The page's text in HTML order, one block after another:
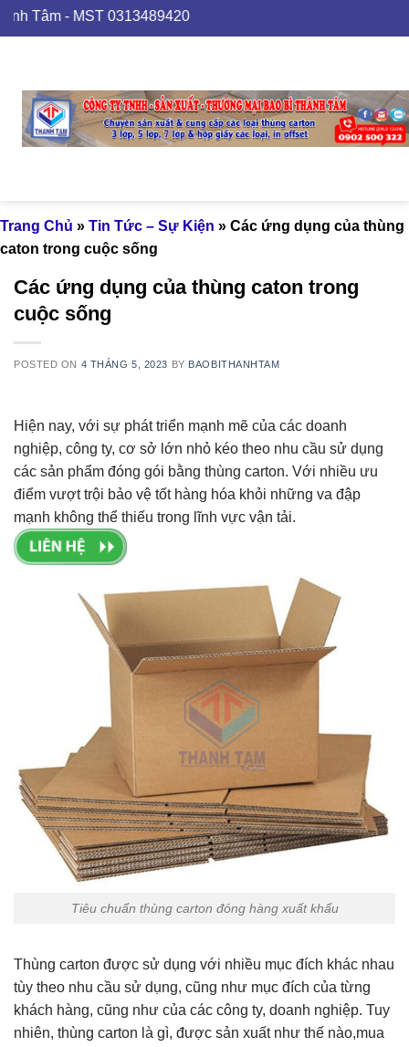
Skip
to
- MST 0313489420
Trang Chủ » Tin Tức – Sự Kiện » Các ứng dụng của thùng
caton trong cuộc sống
Các ứng dụng của thùng caton trong
cuộc sống
POSTED ON 4 THÁNG 5, 2023 BY BAOBITHANHTAM
Hiện nay, với sự phát triển mạnh mẽ của các doanh
nghiệp, công ty, cơ sở lớn nhỏ kéo theo nhu cầu sử dụng
các sản phẩm đóng gói bằng thùng carton. Với nhiều ưu
điểm vượt trội bảo vệ tốt hàng hóa khỏi những va đập
mạnh không thể thiếu trong lĩnh vực vận tải.
Tiêu chuẩn thùng carton đóng hàng xuất khẩu
Thùng carton được sử dụng với nhiều mục đích khác nhau
tùy theo nhu cầu sử dụng, cũng như mục đích của từng
khách hàng, cũng như của các công ty, doanh nghiệp. Tuy
nhiên, thùng carton là gì, được sản xuất như thế nào,mua